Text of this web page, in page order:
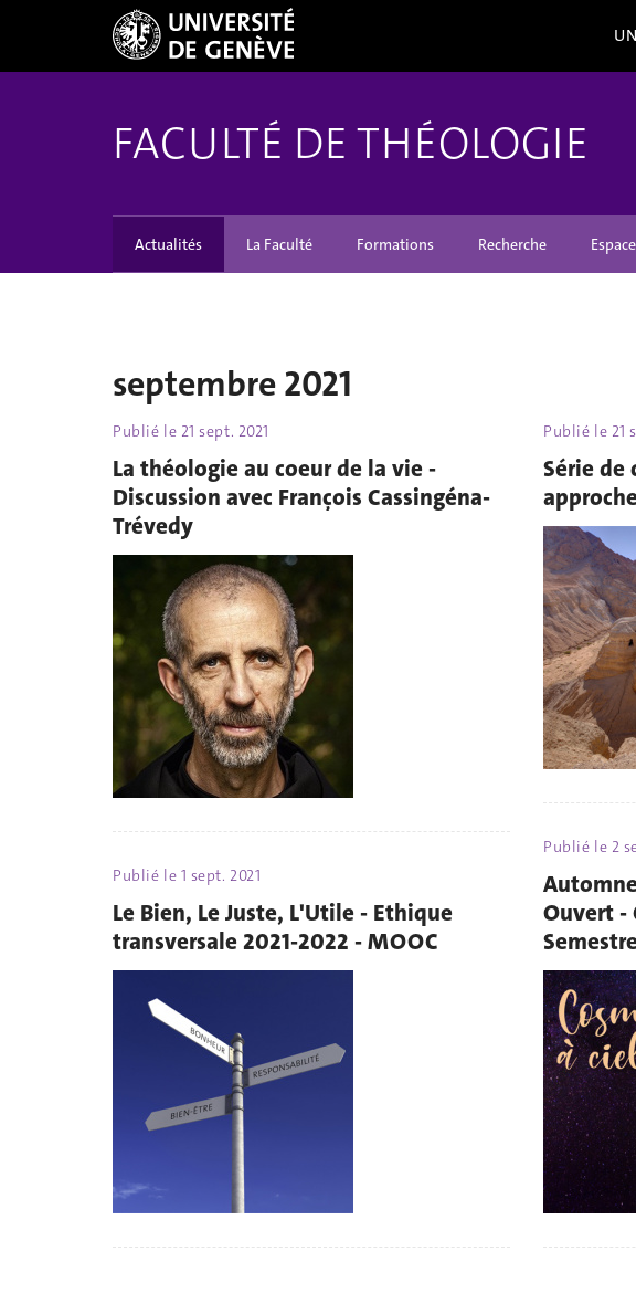
FACULTÉ DE THÉOLOGIE
Actualités La Faculté Formations Recherche
septembre 2021
Publié le 21 sept. 2021
La théologie au coeur de la vie -
Discussion avec François Cassingéna-
Trévedy
Publié le 21
Série de
Publié le 2
Ouvert -
Publié le 1 sept. 2021
Le Bien, Le Juste, L'Utile - Ethique
transversale 2021-2022 - MOOC